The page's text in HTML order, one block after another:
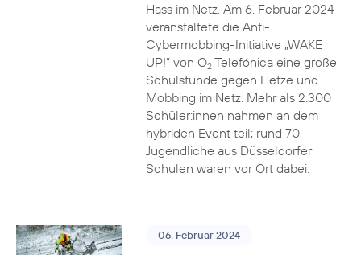
Hass im Netz. Am 6. Februar 2024
veranstaltete die Anti-
Cybermobbing-Initiative „WAKE
UP!“ von O2Telefónica eine große
Schulstunde gegen Hetze und
Mobbing im Netz. Mehr als 2.300
Schüler:innen nahmen an dem
hybriden Event teil; rund 70
Jugendliche aus Düsseldorfer
Schulen waren vor Ort dabei.
06. Februar 2024